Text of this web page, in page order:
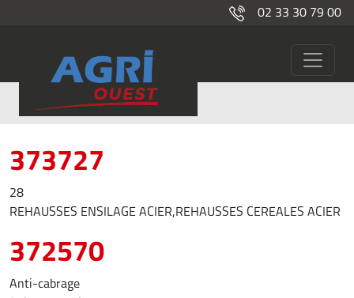
02 33 30 79 00
Matériel de transport
373727
28
REHAUSSES ENSILAGE ACIER,REHAUSSES CEREALES ACIER
372570
Anti-cabrage